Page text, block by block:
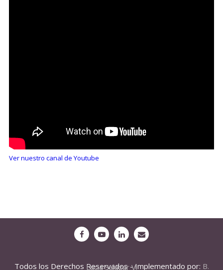
Ver nuestro canal de Youtube
Todos los Derechos Reservados - Implementado por:
B. Lucia Salazar V.